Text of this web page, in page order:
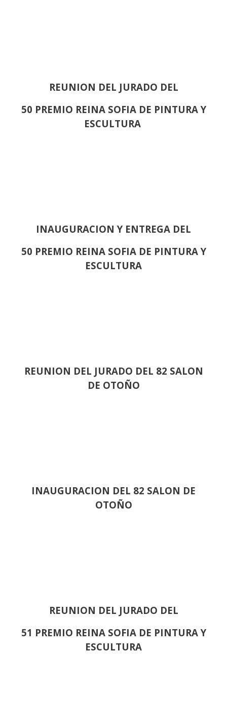
REUNION DEL JURADO DEL
50 PREMIO REINA SOFIA DE PINTURA Y
ESCULTURA
INAUGURACION Y ENTREGA DEL
50 PREMIO REINA SOFIA DE PINTURA Y
ESCULTURA
REUNION DEL JURADO DEL 82 SALON
DE OTOÑO
INAUGURACION DEL 82 SALON DE
OTOÑO
REUNION DEL JURADO DEL
51 PREMIO REINA SOFIA DE PINTURA Y
ESCULTURA